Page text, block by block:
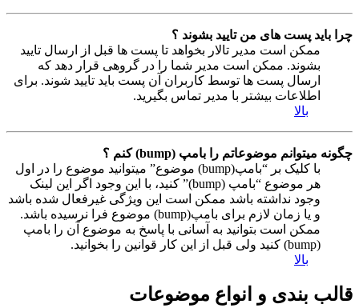
چرا باید پست های من تایید بشوند ؟
ممکن است مدیر تالار بخواهد تا پست ها قبل از ارسال تایید
بشوند. ممکن است مدیر شما را در گروهی قرار دهد که
ارسال پست ها توسط کاربران آن پست باید تایید شوند. برای
اطلاعات بیشتر با مدیر تماس بگیرید.
بالا
چگونه میتوانم موضوعاتم را بامپ (bump) کنم ؟
با کلیک بر “بامپ(bump) موضوع” میتوانید موضوع را در اول
هر موضوع “بامپ (bump)” کنید، با این وجود اگر این لینک
وجود نداشته باشد ممکن است این ویژگی غیرفعال شده باشد
و یا زمان لازم برای بامپ(bump) موضوع فرا نرسیده باشد.
ممکن است بتوانید به آسانی با پاسخ به موضوع آن را بامپ
(bump) کنید ولی قبل از این کار قوانین را بخوانید.
بالا
قالب بندی و انواع موضوعات